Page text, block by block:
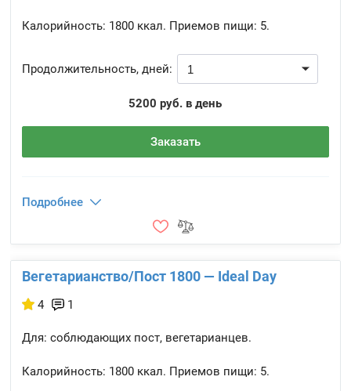
Калорийность: 1800 ккал. Приемов пищи: 5.
Продолжительность, дней:
5200 руб. в день
Заказать
Подробнее
Вегетарианство/Пост 1800 — Ideal Day
4 1
Для: соблюдающих пост, вегетарианцев.
Калорийность: 1800 ккал. Приемов пищи: 5.